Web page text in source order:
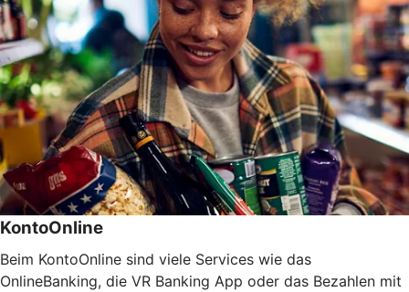
KontoOnline
Beim KontoOnline sind viele Services wie das
OnlineBanking, die VR Banking App oder das Bezahlen mit